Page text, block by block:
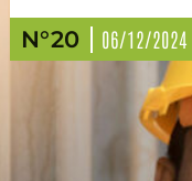
N°20 06/12/2024